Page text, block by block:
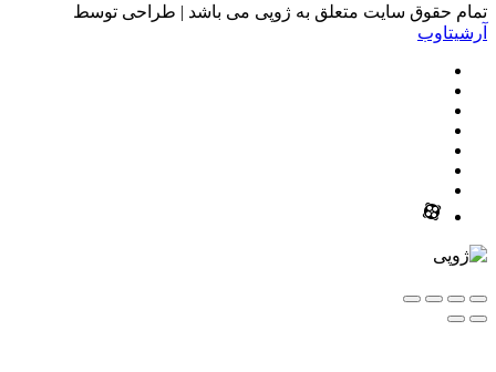
تمام حقوق سایت متعلق به ژوپی می باشد | طراحی توسط
آرشیتاوب